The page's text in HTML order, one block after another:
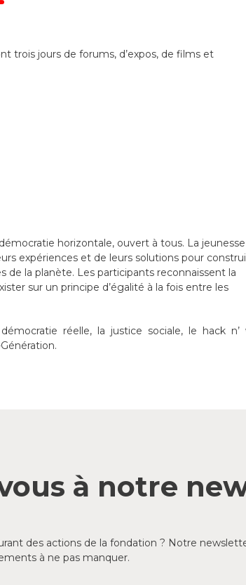
trois jours de forums, d’expos, de films et
horizontale, ouvert à tous. La jeunesse
expériences et de leurs solutions pour
la planète. Les participants reconnaissent la
sur un principe d’égalité à la fois entre les
réelle, la justice sociale, le hack n’
à notre
des actions de la fondation ? Notre
à ne pas manquer.